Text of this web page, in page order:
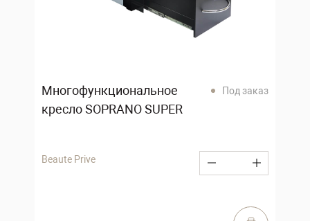
Многофункциональное
кресло SOPRANO SUPER
Под заказ
Beaute Prive